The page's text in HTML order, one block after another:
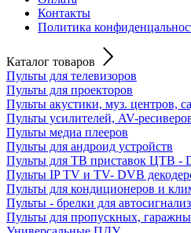
Контакты
Политика
Каталог товаров
Пульты для телевизоров
Пульты для проекторов
Пульты акустики, муз. центров,
Пульты усилителей, AV-
Пульты медиа плееров
Пульты для андроид устройств
Пульты для ТВ приставок ЦТВ -
Пульты IP TV и TV- DVB
Пульты для кондиционеров и
Пульты - брелки для
Пульты для пропускных,